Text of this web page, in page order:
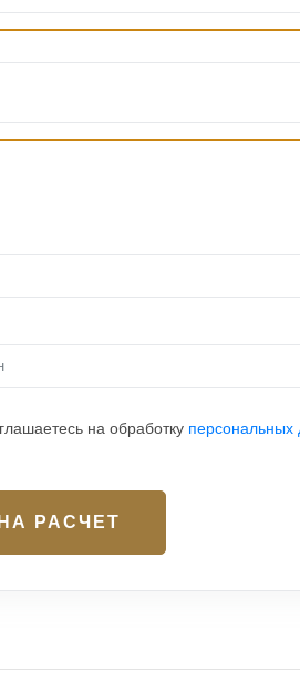
на обработку персональных
РАСЧЕТ